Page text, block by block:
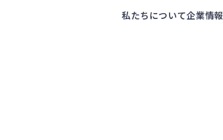
私たちについて企業情報